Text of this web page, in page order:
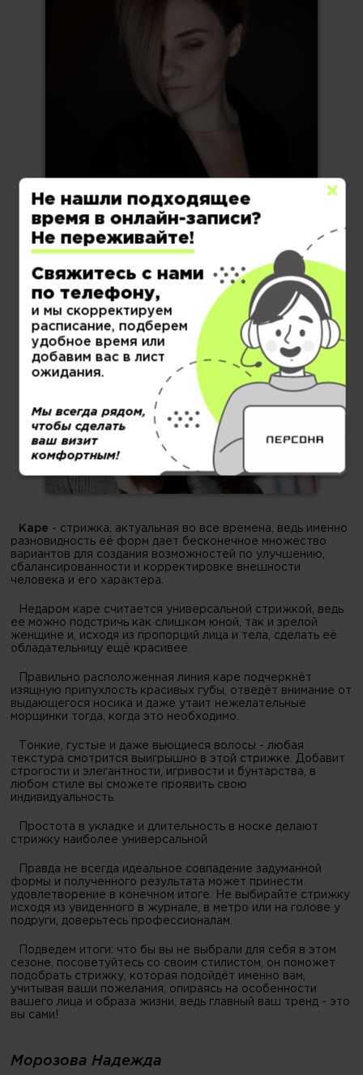
Каре - стрижка, актуальная во все времена, ведь именно
разновидность её форм дает бесконечное множество
вариантов для создания возможностей по улучшению,
сбалансированности и корректировке внешности
человека и его характера.
Недаром каре считается универсальной стрижкой, ведь
ее можно подстричь как слишком юной, так и зрелой
женщине и, исходя из пропорций лица и тела, сделать её
обладательницу ещё красивее.
Правильно расположенная линия каре подчеркнёт
изящную припухлость красивых губы, отведёт внимание от
выдающегося носика и даже утаит нежелательные
морщинки тогда, когда это необходимо.
Тонкие, густые и даже вьющиеся волосы - любая
текстура смотрится выигрышно в этой стрижке. Добавит
строгости и элегантности, игривости и бунтарства, в
любом стиле вы сможете проявить свою
индивидуальность.
Простота в укладке и длительность в носке делают
стрижку наиболее универсальной
Правда не всегда идеальное совпадение задуманной
формы и полученного результата может принести
удовлетворение в конечном итоге. Не выбирайте стрижку
исходя из увиденного в журнале, в метро или на голове у
подруги, доверьтесь профессионалам.
Подведем итоги: что бы вы не выбрали для себя в этом
сезоне, посоветуйтесь со своим стилистом, он поможет
подобрать стрижку, которая подойдёт именно вам,
учитывая ваши пожелания, опираясь на особенности
вашего лица и образа жизни, ведь главный ваш тренд - это
вы сами!
Морозова Надежда
Не нашли подходящее
время в онлайн-записи?
Не переживайте!
Свяжитесь с нами
по телефону,
и мы скорректируем
расписание, подберем
удобное время или
добавим вас в лист
ожидания.
Мы всегда рядом,
чтобы сделать
ваш визит
комфортным!